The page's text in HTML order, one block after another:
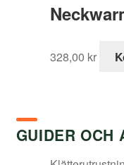
328,00 kr
GUIDER OCH